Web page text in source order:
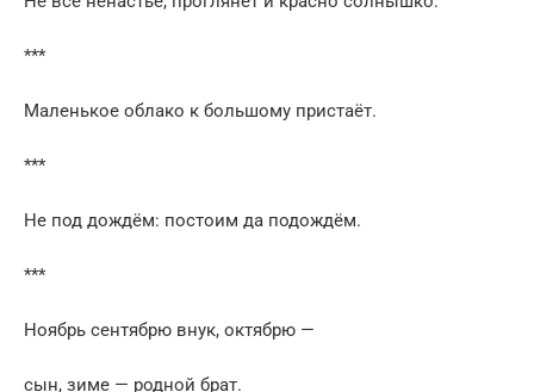
***
Маленькое облако к большому пристаёт.
***
Не под дождём: постоим да подождём.
***
Ноябрь сентябрю внук, октябрю —
сын, зиме — родной брат.